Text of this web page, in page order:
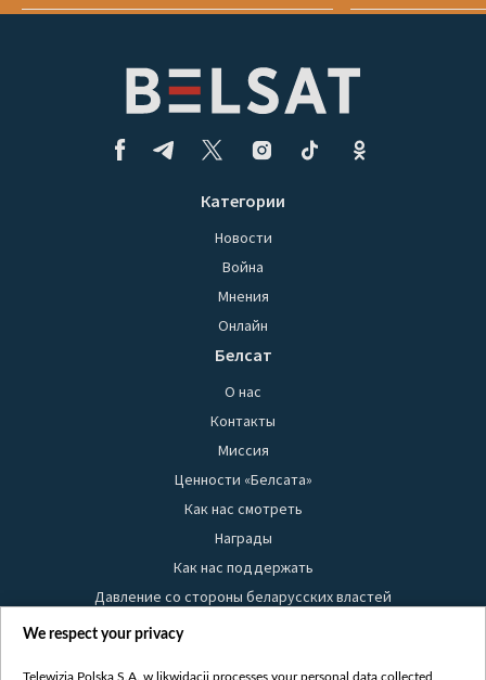
Категории
Новости
Война
Мнения
Онлайн
Белсат
О нас
Контакты
Миссия
Ценности «Белсата»
Как нас смотреть
Награды
Как нас поддержать
Давление со стороны беларусских властей
Правила использования материалов
We respect your privacy
Telewizja Polska S.A. w likwidacji processes your personal data collected